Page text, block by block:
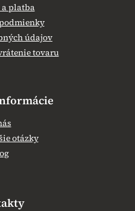
platba
údajov
tovaru
otázky